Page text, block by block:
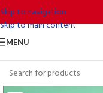
Skip to navigation
Skip to main content
MENU